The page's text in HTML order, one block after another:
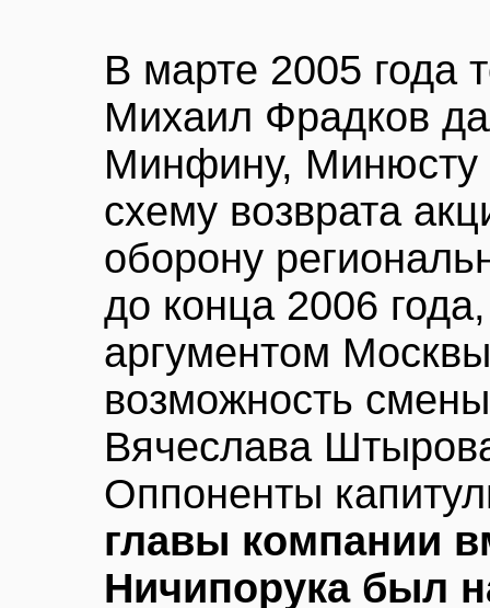
В марте 2005 года
Михаил Фрадков
Минфину, Минюсту
схему возврата
оборону
до конца 2006
аргументом
возможность
Вячеслава
Оппоненты
главы компании
Ничипорука был